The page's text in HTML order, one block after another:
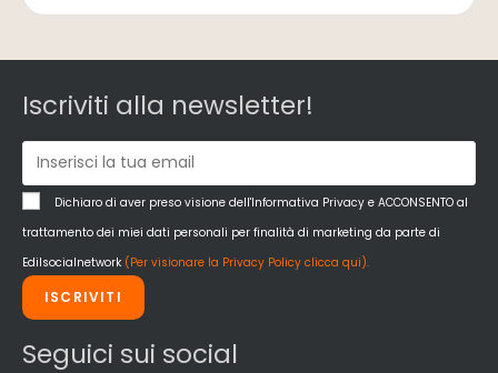
Iscriviti alla newsletter!
Dichiaro di aver preso visione dell'Informativa Privacy e ACCONSENTO al
trattamento dei miei dati personali per finalità di marketing da parte di
Edilsocialnetwork (Per visionare la Privacy Policy clicca qui).
ISCRIVITI
Seguici sui social